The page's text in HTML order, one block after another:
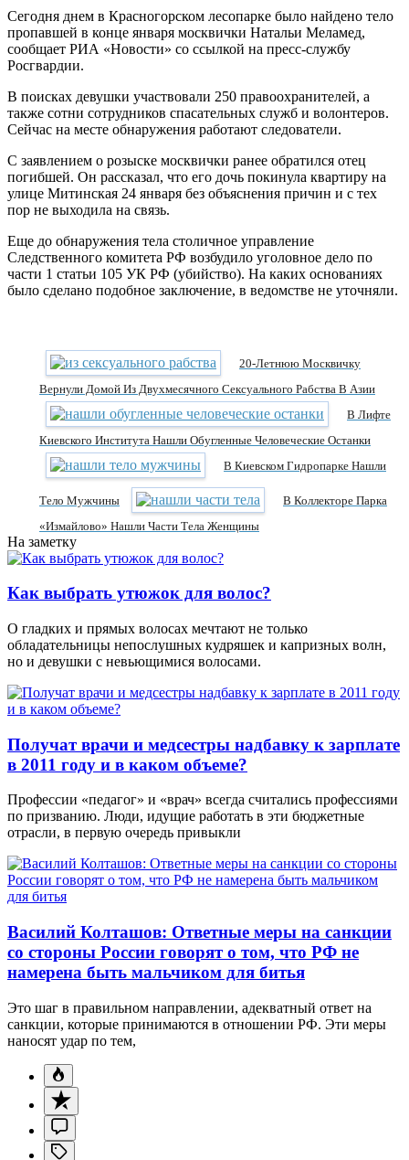
чтения
Сегодня днем в Красногорском лесопарке было найдено тело
пропавшей в конце января москвички Натальи Меламед,
сообщает РИА «Новости» со ссылкой на пресс-службу
Росгвардии.
В поисках девушки участвовали 250 правоохранителей, а
также сотни сотрудников спасательных служб и волонтеров.
Сейчас на месте обнаружения работают следователи.
С заявлением о розыске москвички ранее обратился отец
погибшей. Он рассказал, что его дочь покинула квартиру на
улице Митинская 24 января без объяснения причин и с тех
пор не выходила на связь.
Еще до обнаружения тела столичное управление
Следственного комитета РФ возбудило уголовное дело по
части 1 статьи 105 УК РФ (убийство). На каких основаниях
было сделано подобное заключение, в ведомстве не уточняли.
20-Летнюю Москвичку
Вернули Домой Из Двухмесячного Сексуального Рабства В Азии
В Лифте
Киевского Института Нашли Обугленные Человеческие Останки
В Киевском Гидропарке Нашли
Тело Мужчины
В Коллекторе Парка
«Измайлово» Нашли Части Тела Женщины
На заметку
Как выбрать утюжок для волос?
О гладких и прямых волосах мечтают не только
обладательницы непослушных кудряшек и капризных волн,
но и девушки с невьющимися волосами.
Получат врачи и медсестры надбавку к зарплате
в 2011 году и в каком объеме?
Профессии «педагог» и «врач» всегда считались профессиями
по призванию. Люди, идущие работать в эти бюджетные
отрасли, в первую очередь привыкли
Василий Колташов: Ответные меры на санкции
со стороны России говорят о том, что РФ не
намерена быть мальчиком для битья
Это шаг в правильном направлении, адекватный ответ на
санкции, которые принимаются в отношении РФ. Эти меры
наносят удар по тем,